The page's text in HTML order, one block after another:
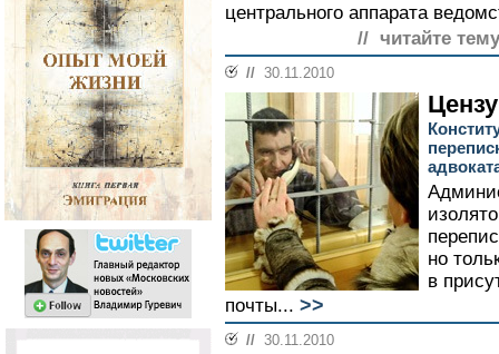
центрального аппарата
// читайте
// 30.11.2010
но
в
почты... >>
// 30.11.2010